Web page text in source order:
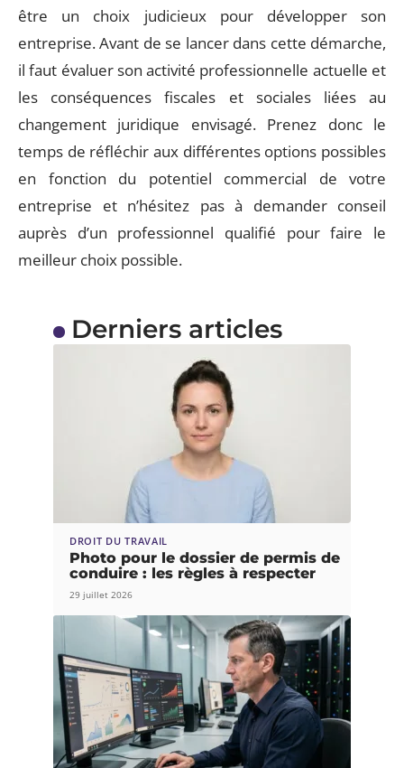
être un choix judicieux pour développer son
entreprise. Avant de se lancer dans cette démarche,
il faut évaluer son activité professionnelle actuelle et
les conséquences fiscales et sociales liées au
changement juridique envisagé. Prenez donc le
temps de réfléchir aux différentes options possibles
en fonction du potentiel commercial de votre
entreprise et n’hésitez pas à demander conseil
auprès d’un professionnel qualifié pour faire le
meilleur choix possible.
Derniers articles
DROIT DU TRAVAIL
Photo pour le dossier de permis de
conduire : les règles à respecter
29 juillet 2026